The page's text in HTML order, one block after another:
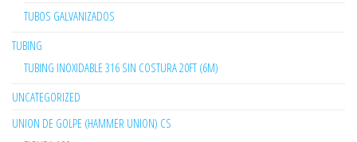
TUBOS GALVANIZADOS
TUBING
TUBING INOXIDABLE 316 SIN COSTURA 20FT (6M)
UNCATEGORIZED
UNION DE GOLPE (HAMMER UNION) CS